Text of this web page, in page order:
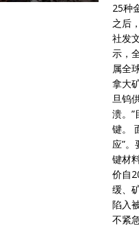
25种
之后
社发
示，
属全
拿大
旦钨
溃。
键。
应”
键材
价自
缓、
陷入
不紧